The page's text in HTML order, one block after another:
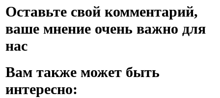
Оставьте свой комментарий,
ваше мнение очень важно для
нас
Вам также может быть
интересно: